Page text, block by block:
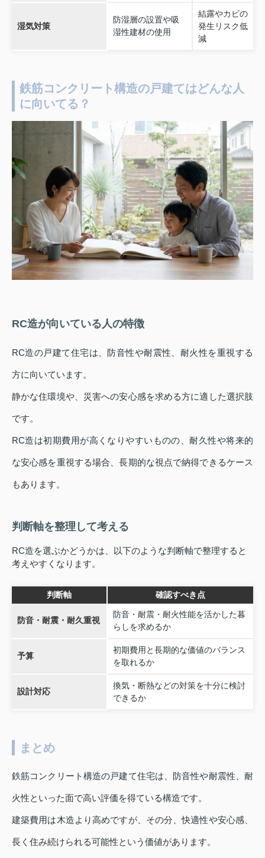
湿気対策
防湿層の設置や吸
湿性建材の使用
結露やカビの
発生リスク低
減
鉄筋コンクリート構造の戸建てはどんな人
に向いてる？
RC造が向いている人の特徴
RC造の戸建て住宅は、防音性や耐震性、耐火性を重視する
方に向いています。
静かな住環境や、災害への安心感を求める方に適した選択肢
です。
RC造は初期費用が高くなりやすいものの、耐久性や将来的
な安心感を重視する場合、長期的な視点で納得できるケース
もあります。
判断軸を整理して考える
RC造を選ぶかどうかは、以下のような判断軸で整理すると
考えやすくなります。
判断軸 確認すべき点
防音・耐震・耐久重視
防音・耐震・耐火性能を活かした暮
らしを求めるか
予算
初期費用と長期的な価値のバランス
を取れるか
設計対応
換気・断熱などの対策を十分に検討
できるか
まとめ
鉄筋コンクリート構造の戸建て住宅は、防音性や耐震性、耐
火性といった面で高い評価を得ている構造です。
建築費用は木造より高めですが、その分、快適性や安心感、
長く住み続けられる可能性という価値があります。